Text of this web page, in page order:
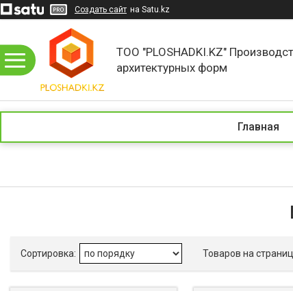
Создать сайт на Satu.kz
ТОО "PLOSHADKI.KZ"
архитектурных форм
Главная